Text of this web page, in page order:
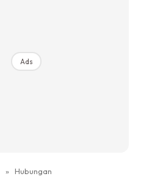
Ads
» Hubungan